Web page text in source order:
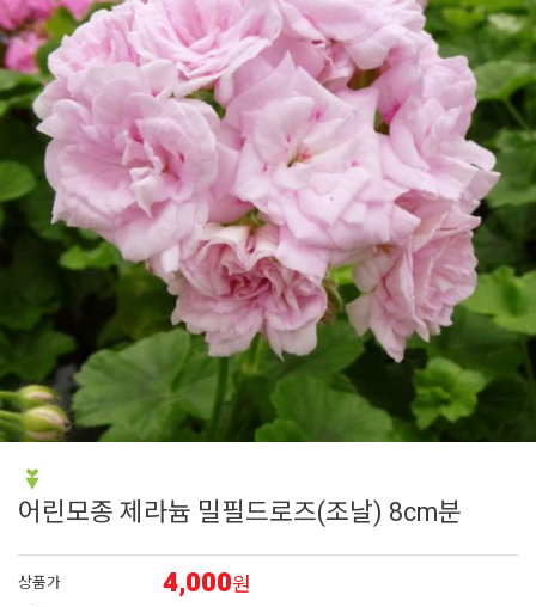
6 조날 제라늄
7 매발톱
8 접시꽃
9 리갈 제라늄
10 시계초
1 제라늄
어린모종 제라늄 밀필드로즈(조날) 8cm분
상품가 4,000원